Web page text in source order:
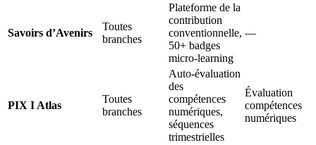
Savoirs d’Avenirs
Toutes
branches
Plateforme de la
contribution
conventionnelle,
50+ badges
micro-learning
—
PIX I Atlas
Toutes
branches
Auto-évaluation
des
compétences
numériques,
séquences
trimestrielles
Évaluation
compétences
numériques